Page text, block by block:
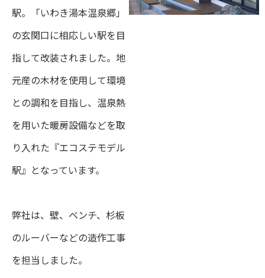
駅。「いわき湯本温泉郷」
の玄関口に相応しい駅を目
指して改装されました。地
元産の木材を使用して環境
との調和を目指し、温泉熱
を用いた暖房設備などを取
り入れた『エコステモデル
駅』となっています。
弊社は、壁、ベンチ、杉板
のルーバーなどの造作工事
を担当しました。